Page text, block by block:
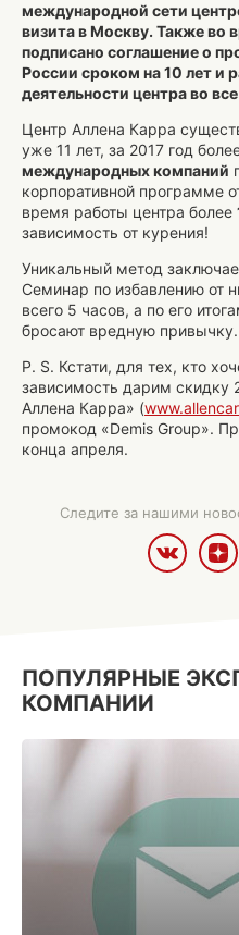
международной сети
визита в Москву. Также во
подписано соглашение о
России сроком на 10 лет и
деятельности центра во
Центр Аллена Карра
уже 11 лет, за 2017 год
международных компаний
корпоративной программе
время работы центра более
зависимость от курения!
Уникальный метод
Семинар по избавлению от
всего 5 часов, а по его
бросают вредную привычку.
P. S. Кстати, для тех, кто
зависимость дарим скидку
Аллена Карра» (
промокод «Demis Group».
конца апреля.
Следите за нашими
ПОПУЛЯРНЫЕ
КОМПАНИИ